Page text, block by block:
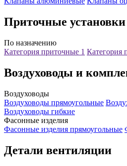
Приточные установки
По назначению
Категория приточные 1 Категория
Воздуховоды и
Воздуховоды
Воздуховоды прямоугольные
Воздуховоды гибкие
Фасонные изделия
Фасонные изделия прямоугольные
Детали вентиляции